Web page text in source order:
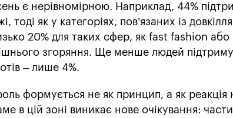
є нерівномірною. Наприклад, 44%
тоді як у категоріях, пов’язаних із
20% для таких сфер, як fast fashion або
згоряння. Ще менше людей
– лише 4%.
формується не як принцип, а як реакція
в цій зоні виникає нове очікування: